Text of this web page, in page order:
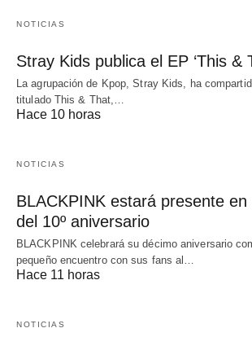
NOTICIAS
Stray Kids publica el EP ‘This &
La agrupación de Kpop, Stray Kids, ha
titulado This & That,…
Hace 10 horas
NOTICIAS
BLACKPINK estará presente
del 10º aniversario
BLACKPINK celebrará su décimo aniversario
pequeño encuentro con sus fans al…
Hace 11 horas
NOTICIAS